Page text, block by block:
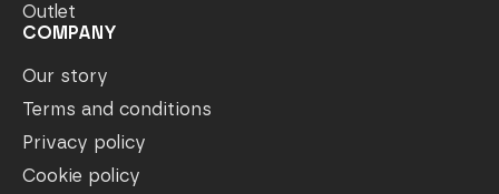
Outlet
COMPANY
Our story
Terms and conditions
Privacy policy
Cookie policy